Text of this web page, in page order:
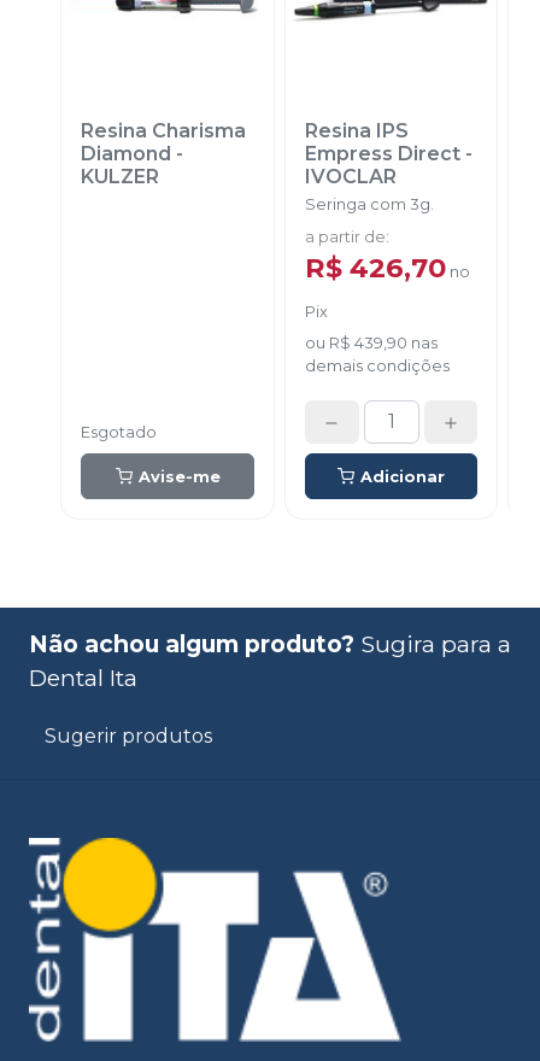
Resina Charisma
Diamond -
KULZER
Esgotado
Avise-me
Resina IPS
Empress Direct-
IVOCLAR
Seringa com 3g.
a partir de:
R$ 426,70 no
Pix
ou R$ 439,90 nas
demais condições
Adicionar
Não achou algum produto? Sugira para a
Dental Ita
Sugerir produtos